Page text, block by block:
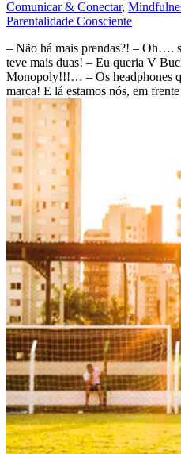
Comunicar & Conectar,
Parentalidade Consciente
– Não há mais prendas?! – Oh….
teve mais duas! – Eu queria V
Monopoly!!!… – Os headphones
marca! E lá estamos nós, em